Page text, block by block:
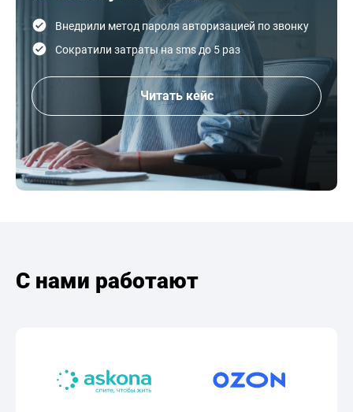
Внедрили метод пароля авторизацией по звонку
Сократили затраты на sms до 5 раз
Читать кейс
С нами работают